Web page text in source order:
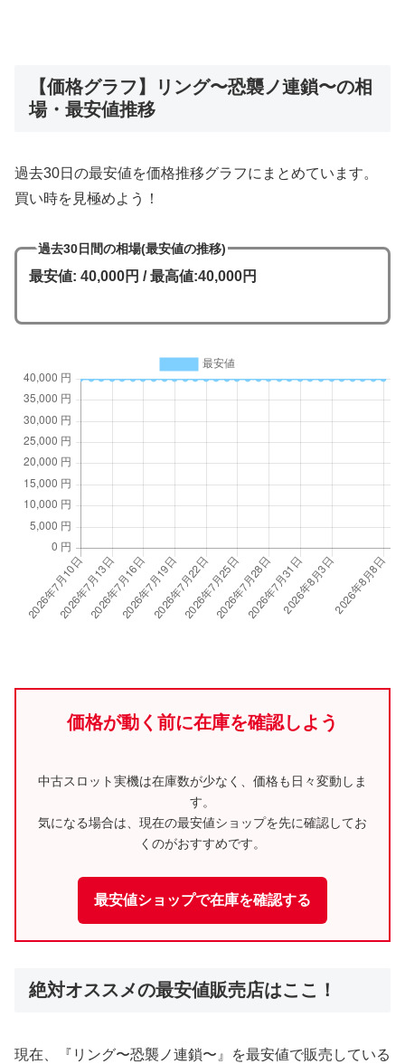
【価格グラフ】リング〜恐襲ノ連鎖〜の相
場・最安値推移
過去30日の最安値を価格推移グラフにまとめています。
買い時を見極めよう！
過去30日間の相場(最安値の推移)
最安値: 40,000円 / 最高値:40,000円
価格が動く前に在庫を確認しよう
中古スロット実機は在庫数が少なく、価格も日々変動しま
す。
気になる場合は、現在の最安値ショップを先に確認してお
くのがおすすめです。
最安値ショップで在庫を確認する
絶対オススメの最安値販売店はここ！
現在、『リング〜恐襲ノ連鎖〜』を最安値で販売している